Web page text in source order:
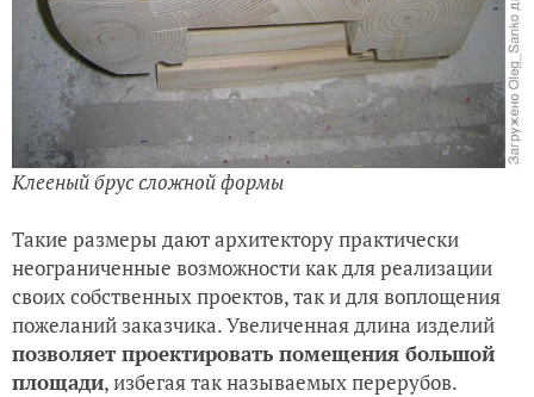
Клееный брус сложной формы
Такие размеры дают архитектору практически
неограниченные возможности как для реализации
своих собственных проектов, так и для воплощения
пожеланий заказчика. Увеличенная длина изделий
позволяет проектировать помещения большой
площади, избегая так называемых перерубов.